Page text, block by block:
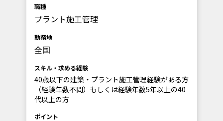
職種
プラント施工管理
勤務地
全国
スキル・求める経験
40歳以下の建築・プラント施工管理経験がある方
（経験年数不問）もしくは経験年数5年以上の40
代以上の方
ポイント